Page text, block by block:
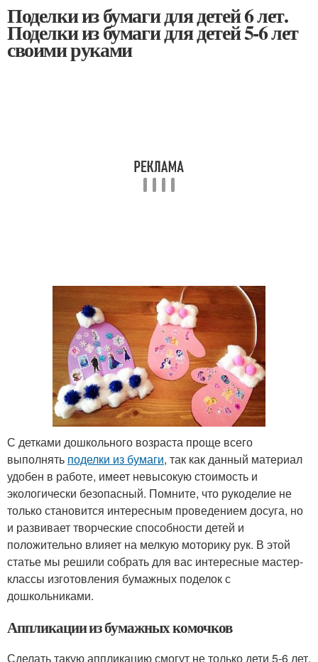
Поделки из бумаги для детей 6 лет.
Поделки из бумаги для детей 5-6 лет
своими руками
С детками дошкольного возраста проще всего
выполнять поделки из бумаги, так как данный материал
удобен в работе, имеет невысокую стоимость и
экологически безопасный. Помните, что рукоделие не
только становится интересным проведением досуга, но
и развивает творческие способности детей и
положительно влияет на мелкую моторику рук. В этой
статье мы решили собрать для вас интересные мастер-
классы изготовления бумажных поделок с
дошкольниками.
Аппликации из бумажных комочков
Сделать такую аппликацию смогут не только дети 5-6 лет,